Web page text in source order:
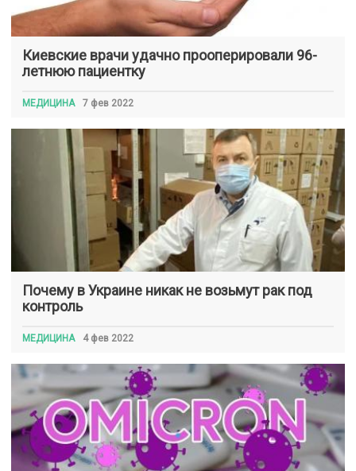
Киевские врачи удачно прооперировали 96-
летнюю пациентку
МЕДИЦИНА 7 фев 2022
Почему в Украине никак не возьмут рак под
контроль
МЕДИЦИНА 4 фев 2022